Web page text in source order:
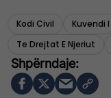
Kodi Civil Kuvendi
Te Drejtat E Njeriut